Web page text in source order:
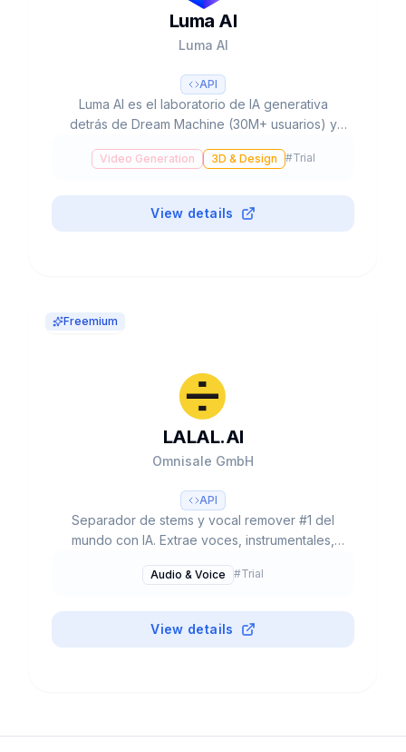
Luma AI
Luma AI
API
Luma AI es el laboratorio de IA generativa
detrás de Dream Machine (30M+ usuarios) y
razonamiento. HDR 16-bit, ACES EXR, Ray3
valoración. Partners: Adobe, HUMAIN, Amazon.
Free/desde $9.99/mes.
Video Generation 3D & Design #Trial
View details
Freemium
LALAL.AI
Omnisale GmbH
API
Separador de stems y vocal remover #1 del
mundo con IA. Extrae voces, instrumentales,
6.79M usuarios. Andromeda neural network.
Audio & Voice #Trial
View details